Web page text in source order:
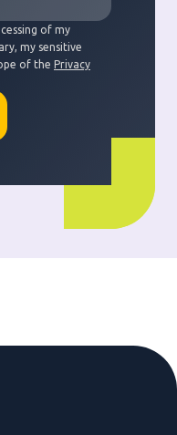
of my
my sensitive
of the Privacy